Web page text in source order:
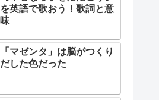
を英語で歌おう！歌詞と意
味
「マゼンタ」は脳がつくり
だした色だった